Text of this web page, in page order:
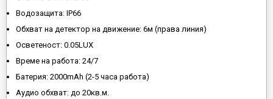
Водозащита: IP66
Обхват на детектор на движение: 6м (права линия)
Осветеност: 0.05LUX
Време на работа: 24/7
Батерия: 2000mAh (2-5 часа работа)
Аудио обхват: до 20кв.м.